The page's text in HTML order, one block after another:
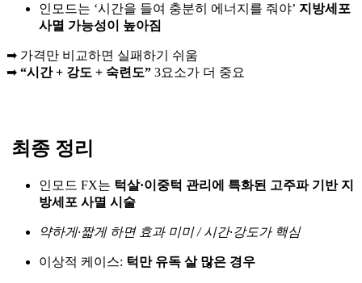
인모드는 ‘시간을 들여 충분히 에너지를 줘야’ 지방세포
사멸 가능성이 높아짐
➡ 가격만 비교하면 실패하기 쉬움
➡ “시간 + 강도 + 숙련도” 3요소가 더 중요
최종 정리
인모드 FX는 턱살·이중턱 관리에 특화된 고주파 기반 지
방세포 사멸 시술
약하게·짧게 하면 효과 미미 / 시간·강도가 핵심
이상적 케이스: 턱만 유독 살 많은 경우